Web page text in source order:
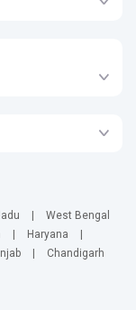
West Bengal
Haryana
Chandigarh